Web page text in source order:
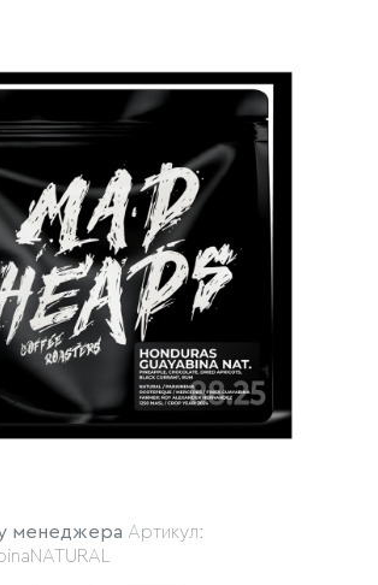
у менеджера Артикул: